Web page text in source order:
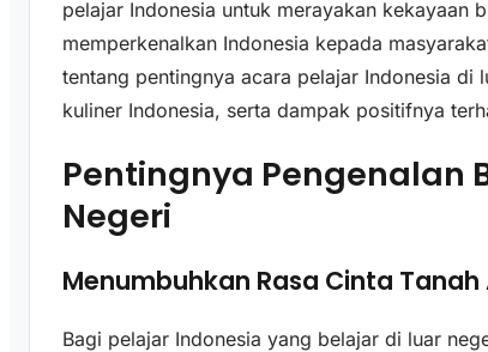
pelajar Indonesia untuk merayakan kekayaan
memperkenalkan Indonesia kepada
tentang pentingnya acara pelajar Indonesia di
kuliner Indonesia, serta dampak positifnya
Pentingnya Pengenalan
Negeri
Menumbuhkan Rasa Cinta Tanah
Bagi pelajar Indonesia yang belajar di luar